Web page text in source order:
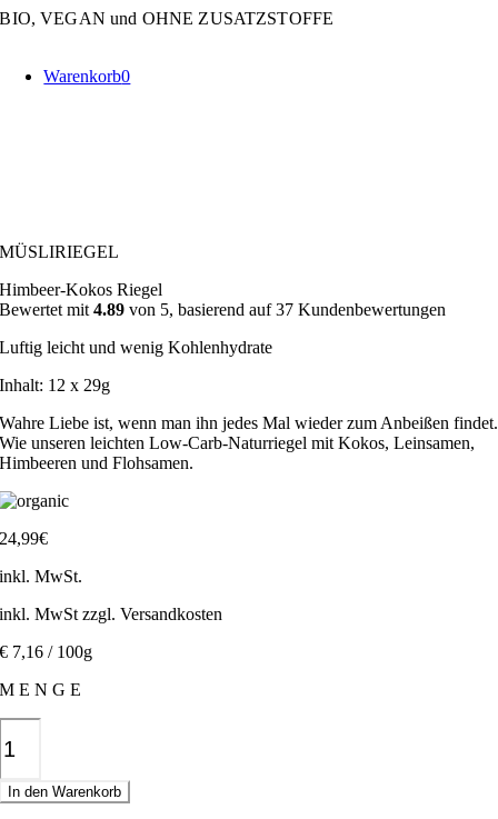
Zum
BIO, VEGAN und OHNE ZUSATZSTOFFE
Warenkorb0
MÜSLIRIEGEL
Himbeer-Kokos Riegel
Bewertet mit4.89 von 5, basierend auf37 Kundenbewertungen
Luftig leicht und wenig Kohlenhydrate
Inhalt: 12 x 29g
Wahre Liebe ist, wenn man ihn jedes Mal wieder zum Anbeißen findet.
Wie unseren leichten Low-Carb-Naturriegel mit Kokos, Leinsamen,
Himbeeren und Flohsamen.
24,99€
inkl. MwSt.
inkl. MwSt zzgl. Versandkosten
€ 7,16 / 100g
M E N G E
In den Warenkorb